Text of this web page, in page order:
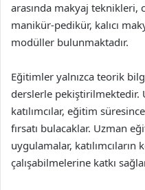
arasında makyaj teknikleri,
manikür-pedikür, kalıcı
modüller bulunmaktadır.
Eğitimler yalnızca teorik
derslerle pekiştirilmektedir.
katılımcılar, eğitim
fırsatı bulacaklar. Uzman
uygulamalar,
çalışabilmelerine katkı